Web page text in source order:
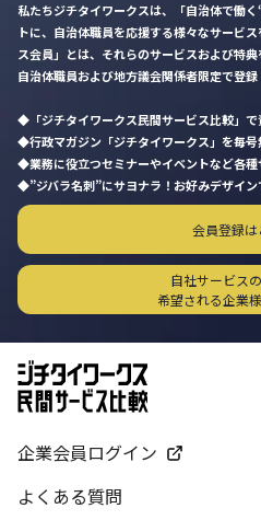
私たちジチタイワークスは、「自治体で働
トに、自治体職員を応援する様々なサービ
ス会員」とは、それらのサービスおよび特
自治体職員および地方議会関係者限定で登録
「ジチタイワークス民間サービス比較」
行政マガジン「ジチタイワークス」を毎
業務に役立つセミナーやイベントなど各
”ジバラ名刺”にサヨナラ！お好みデザイ
会員登録は
自社サービス
希望される企業
企業会員ログイン
よくある質問